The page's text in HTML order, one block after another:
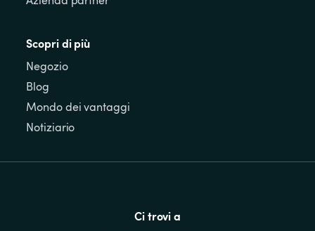
Scopri di più
Negozio
Blog
Mondo dei vantaggi
Notiziario
Ci trovi a